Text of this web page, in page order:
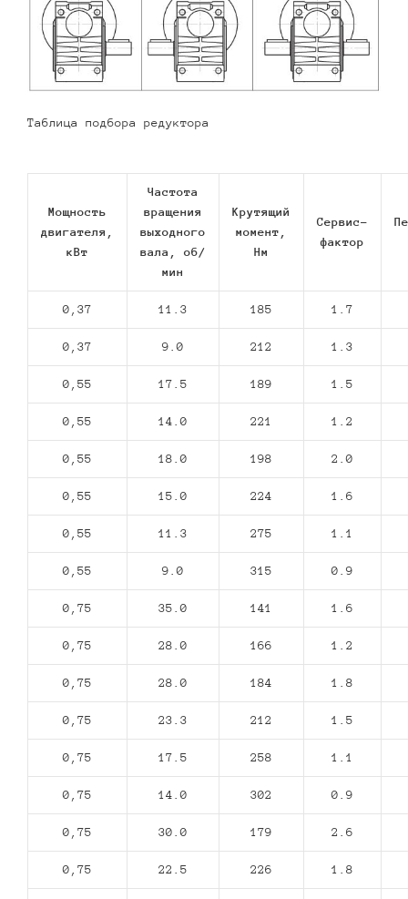
Таблица подбора редуктора
Мощность
двигателя,
кВт
Частота
вращения
выходного
вала, об/
мин
Крутящий
момент,
Нм
Сервис-
фактор
0,37 11.3 185 1.7
0,37 9.0 212 1.3
0,55 17.5 189 1.5
0,55 14.0 221 1.2
0,55 18.0 198 2.0
0,55 15.0 224 1.6
0,55 11.3 275 1.1
0,55 9.0 315 0.9
0,75 35.0 141 1.6
0,75 28.0 166 1.2
0,75 28.0 184 1.8
0,75 23.3 212 1.5
0,75 17.5 258 1.1
0,75 14.0 302 0.9
0,75 30.0 179 2.6
0,75 22.5 226 1.8